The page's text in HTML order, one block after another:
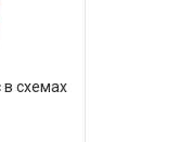
схемах